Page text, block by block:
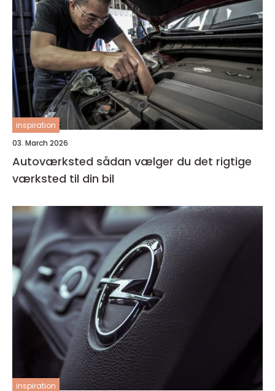
inspiration
03. March 2026
Autoværksted sådan vælger du det rigtige
værksted til din bil
inspiration